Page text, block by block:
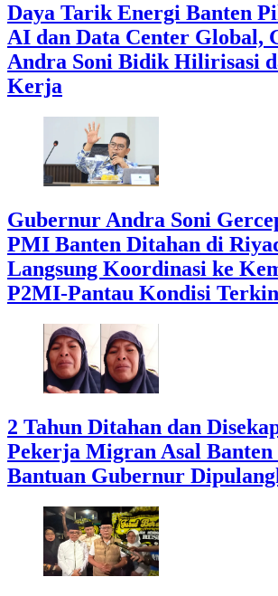
Daya Tarik Energi Banten
AI dan Data Center Global,
Andra Soni Bidik Hilirisasi
Kerja
Gubernur Andra Soni
PMI Banten Ditahan di
Langsung Koordinasi ke
P2MI-Pantau Kondisi
2 Tahun Ditahan dan
Pekerja Migran Asal
Bantuan Gubernur